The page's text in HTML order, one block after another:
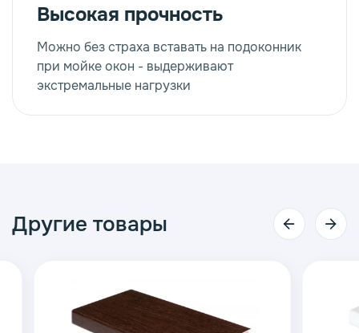
Высокая прочность
Можно без страха вставать на подоконник
при мойке окон - выдерживают
экстремальные нагрузки
Другие товары